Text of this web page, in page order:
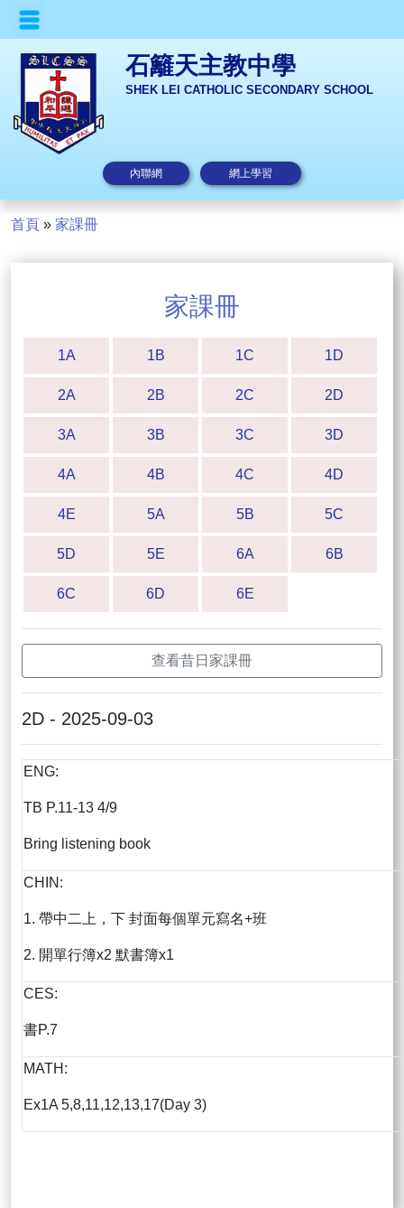
石籬天主教中學
SHEK LEI CATHOLIC SECONDARY SCHOOL
內聯網 網上學習
首頁 » 家課冊
家課冊
1A 1B 1C 1D
2A 2B 2C 2D
3A 3B 3C 3D
4A 4B 4C 4D
4E 5A 5B 5C
5D 5E 6A 6B
6C 6D 6E
查看昔日家課冊
2D - 2025-09-03
ENG:
TB P.11-13 4/9
Bring listening book
CHIN:
1. 帶中二上，下 封面每個單元寫名+班
2. 開單行簿x2 默書簿x1
CES:
書P.7
MATH:
Ex1A 5,8,11,12,13,17(Day 3)